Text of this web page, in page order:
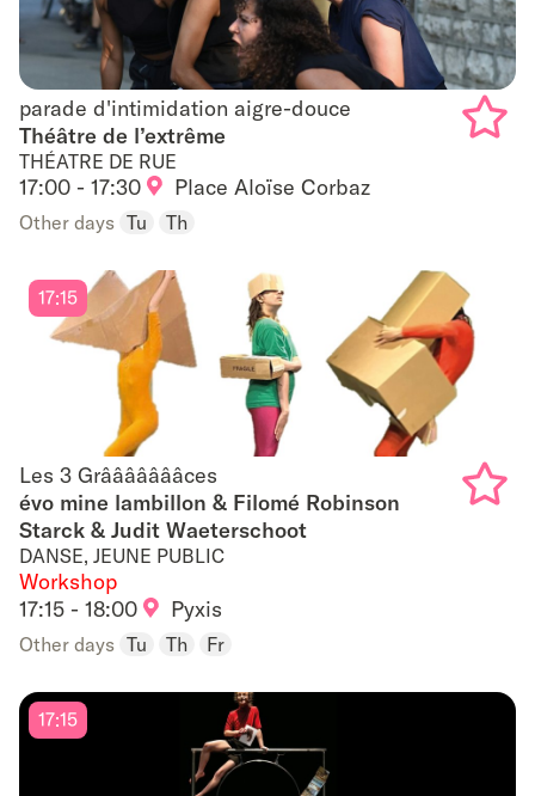
parade d'intimidation aigre-douce
parade d'intimidation aigre-douce
Théâtre de l’extrême
THÉATRE DE RUE
17:00 - 17:30 Place Aloïse Corbaz
Other days Tu Th
Les 3 Grâââââââces
Les 3 Grâââââââces
évo mine lambillon & Filomé Robinson
Starck & Judit Waeterschoot
DANSE, JEUNE PUBLIC
Workshop
17:15 - 18:00
Pyxis
17:15
Other days Tu Th Fr
17:15